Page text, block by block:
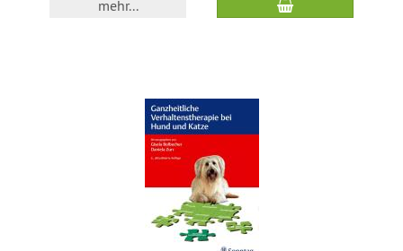
mehr...